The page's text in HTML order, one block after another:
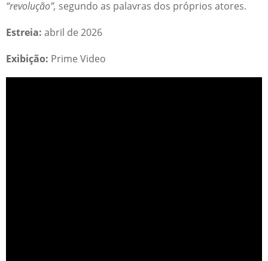
“revolução”, segundo as palavras dos próprios atores.
Estreia: abril de 2026
Exibição: Prime Video